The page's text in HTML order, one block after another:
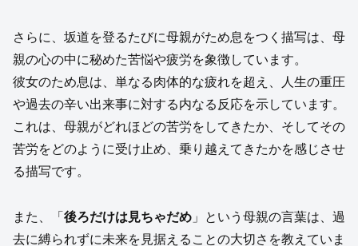
さらに、坂道を登るたびに母親がため息をつく描写は、母
親の心の中に秘めた苦悩や疲労を象徴しています。
彼女のため息は、単なる肉体的な疲れを超え、人生の重圧
や過去の辛い出来事に対する内なる反応を示しています。
これは、母親がどれほどの苦労をしてきたか、そしてその
苦労をどのように受け止め、乗り越えてきたかを感じさせ
る描写です。
また、「 後ろだけは見ちゃだめ 」という母親の言葉は、過
去に縛られずに未来を見据えることの大切さを教えていま